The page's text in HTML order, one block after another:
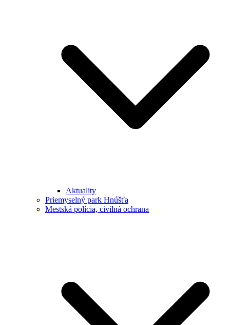
Aktuality
Priemyselný park Hnúšťa
Mestská polícia, civilná ochrana